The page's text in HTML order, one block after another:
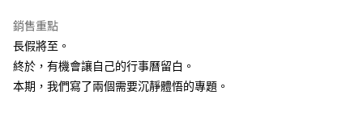
悠遊付
ATM付款
銷售重點
長假將至。
終於，有機會讓自己的行事曆留白。
本期，我們寫了兩個需要沉靜體悟的專題。